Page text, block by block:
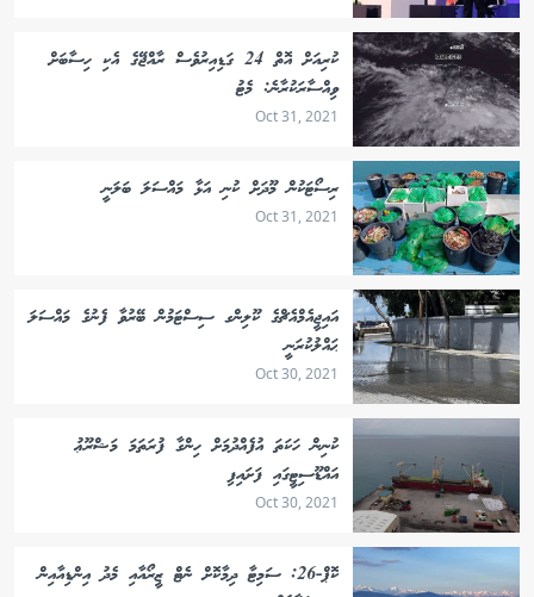
ކުރިއަށް އޮތް 24 ގަޑިއިރުވެސް ރާއްޖޭގެ އެކި ހިސާބަށް
ވިއްސާރަކުރާނެ: މެޓު
Oct 31, 2021
ރިސޯޓަކުން މޫދަށް ކުނި އަޅާ މައްސަލަ ބަލަނީ
Oct 31, 2021
އައިޖީއެމްއެޗްގެ ކޫލިންގ ސިސްޓަމުން ބޭރުވާ ފެނުގެ މައްސަލަ
ޙައްލުކުރަނީ
Oct 30, 2021
ކުނިން ހަކަތަ އުފެއްދުމަށް ހިންގާ ފުރަތަމަ މަޝްރޫޢު
އައްޑޫސިޓީގައި ފަށައިފި
Oct 30, 2021
ކޮޕް-26: ސަމިޓާ ދިމާކޮށް ނެޓް ޒީރޯއާއި މެދު އިންޑިއާއިން